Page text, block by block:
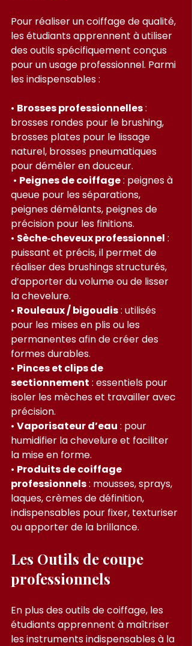
Pour réaliser un coiffage de qualité,
les étudiants apprennent à utiliser
des outils spécifiquement conçus
pour un usage professionnel. Parmi
les indispensables :
• Brosses professionnelles :
brosses rondes pour le brushing,
brosses plates pour le lissage
naturel, brosses pneumatiques
pour démêler en douceur.
• Peignes de coiffage : peignes à
queue pour les séparations,
peignes démêlants, peignes de
précision pour les finitions.
• Sèche‑cheveux professionnel :
puissant et précis, il permet de
réaliser des brushings structurés,
d’apporter du volume ou de lisser
la chevelure.
• Rouleaux / bigoudis : utilisés
pour les mises en plis ou les
permanentes afin de créer des
formes durables.
• Pinces et clips de
sectionnement : essentiels pour
isoler les mèches et travailler avec
précision.
• Vaporisateur d’eau : pour
humidifier la chevelure et faciliter
la mise en forme.
• Produits de coiffage
professionnels : mousses, sprays,
laques, crèmes de définition,
indispensables pour fixer, texturiser
ou apporter de la brillance.
Les Outils de coupe
professionnels
En plus des outils de coiffage, les
étudiants apprennent à maîtriser
les instruments indispensables à la